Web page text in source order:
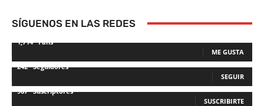
SÍGUENOS EN LAS REDES
1,714 Fans
ME GUSTA
242 Seguidores
SEGUIR
967 Suscriptores
SUSCRIBIRTE